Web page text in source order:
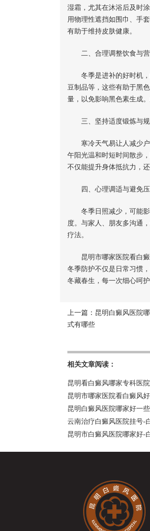
湿霜，尤其在沐浴后及时
用物理性遮挡如围巾、手
有助于维持皮肤健康。
二、合理调整饮食与营
冬季是进补的好时机，
豆制品等，这些有助于黑
量，以免影响黑色素生成
三、坚持适度锻炼与规
寒冷天气易让人减少户
午阳光温和时短时间散步
不仅能提升身体抵抗力，
四、心理调适与避免压
冬季日照减少，可能影
度。与家人、朋友多沟通
疗法。
昆明市哪家医院看白癜
冬季防护不仅是日常习惯
冬藏春生，每一次细心呵
上一篇： 昆明白癜风医院
式有哪些
相关文章阅读：
昆明看白癜风哪家专科医
昆明市哪家医院看白癜风
昆明白癜风医院哪家好一
云南治疗白癜风医院挂号-
昆明市白癜风医院哪家好-